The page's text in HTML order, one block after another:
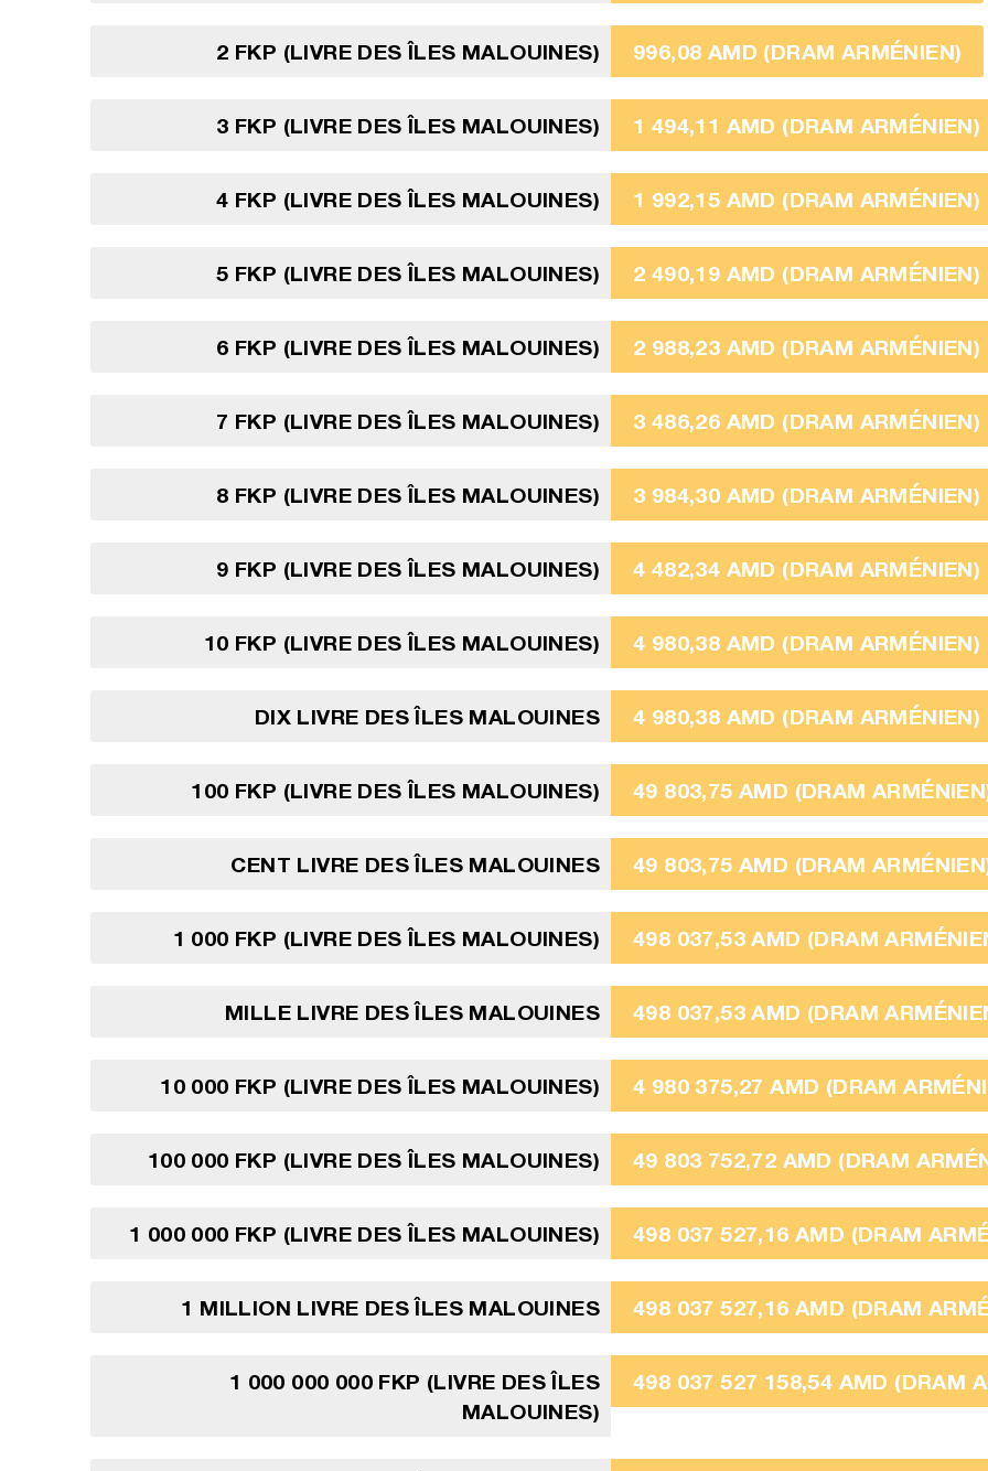
2 FKP (LIVRE DES ÎLES MALOUINES) 996,08 AMD (DRAM ARMÉNIEN)
3 FKP (LIVRE DES ÎLES MALOUINES) 1 494,11 AMD (DRAM ARMÉNIEN)
4 FKP (LIVRE DES ÎLES MALOUINES) 1 992,15 AMD (DRAM ARMÉNIEN)
5 FKP (LIVRE DES ÎLES MALOUINES) 2 490,19 AMD (DRAM ARMÉNIEN)
6 FKP (LIVRE DES ÎLES MALOUINES) 2 988,23 AMD (DRAM ARMÉNIEN)
7 FKP (LIVRE DES ÎLES MALOUINES) 3 486,26 AMD (DRAM ARMÉNIEN)
8 FKP (LIVRE DES ÎLES MALOUINES) 3 984,30 AMD (DRAM ARMÉNIEN)
9 FKP (LIVRE DES ÎLES MALOUINES) 4 482,34 AMD (DRAM ARMÉNIEN)
10 FKP (LIVRE DES ÎLES MALOUINES) 4 980,38 AMD (DRAM ARMÉNIEN)
DIX LIVRE DES ÎLES MALOUINES 4 980,38 AMD (DRAM ARMÉNIEN)
100 FKP (LIVRE DES ÎLES MALOUINES) 49 803,75 AMD (DRAM
CENT LIVRE DES ÎLES MALOUINES 49 803,75 AMD (DRAM
1 000 FKP (LIVRE DES ÎLES MALOUINES) 498 037,53 AMD (DRAM
MILLE LIVRE DES ÎLES MALOUINES 498 037,53 AMD (DRAM
10 000 FKP (LIVRE DES ÎLES MALOUINES) 4 980 375,27 AMD (DRAM
100 000 FKP (LIVRE DES ÎLES MALOUINES) 49 803 752,72 AMD (DRAM
1 000 000 FKP (LIVRE DES ÎLES MALOUINES) 498 037 527,16 AMD (DRAM
1 MILLION LIVRE DES ÎLES MALOUINES 498 037 527,16 AMD (DRAM
1 000 000 000 FKP (LIVRE DES ÎLES
MALOUINES)
498 037 527 158,54 AMD (DRAM